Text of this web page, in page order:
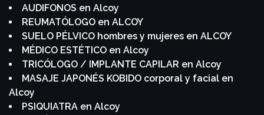
AUDIFONOS en Alcoy
REUMATÓLOGO en ALCOY
SUELO PÉLVICO hombres y mujeres en ALCOY
MÉDICO ESTÉTICO en Alcoy
TRICÓLOGO / IMPLANTE CAPILAR en Alcoy
MASAJE JAPONÉS KOBIDO corporal y facial en
Alcoy
PSIQUIATRA en Alcoy